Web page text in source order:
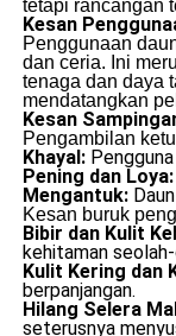
tetapi rancangan
Kesan
Penggunaan
dan ceria. Ini
tenaga dan daya
mendatangkan
Kesan
Pengambilan
Khayal:Pengguna
Pening dan Loya:
Mengantuk:
Kesan buruk
Bibir dan Kulit
kehitaman
Kulit Kering dan
berpanjangan.
Hilang Selera
seterusnya